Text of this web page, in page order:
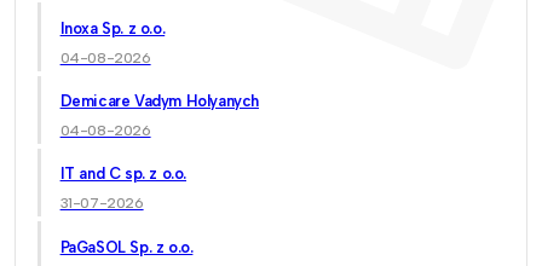
Inoxa Sp. z o.o.
04-08-2026
Demicare Vadym Holyanych
04-08-2026
IT and C sp. z o.o.
31-07-2026
PaGaSOL Sp. z o.o.